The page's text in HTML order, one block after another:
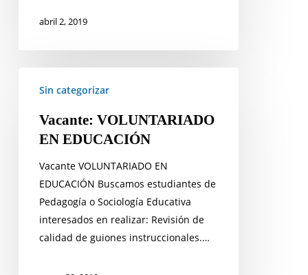
abril 2, 2019
VOLUNTARIADO
EDUCACIÓN
Sin categorizar
Vacante: VOLUNTARIADO
EN EDUCACIÓN
Vacante VOLUNTARIADO EN
EDUCACIÓN Buscamos estudiantes de
Pedagogía o Sociología Educativa
interesados en realizar: Revisión de
calidad de guiones instruccionales.…